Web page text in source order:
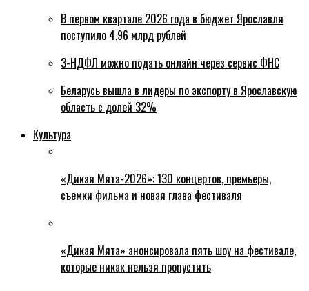
В первом квартале 2026 года в бюджет Ярославля
поступило 4,96 млрд рублей
3-НДФЛ можно подать онлайн через сервис ФНС
Беларусь вышла в лидеры по экспорту в Ярославскую
область с долей 32%
Культура
«Дикая Мята-2026»: 130 концертов, премьеры,
съемки фильма и новая глава фестиваля
«Дикая Мята» анонсировала пять шоу на фестивале,
которые никак нельзя пропустить